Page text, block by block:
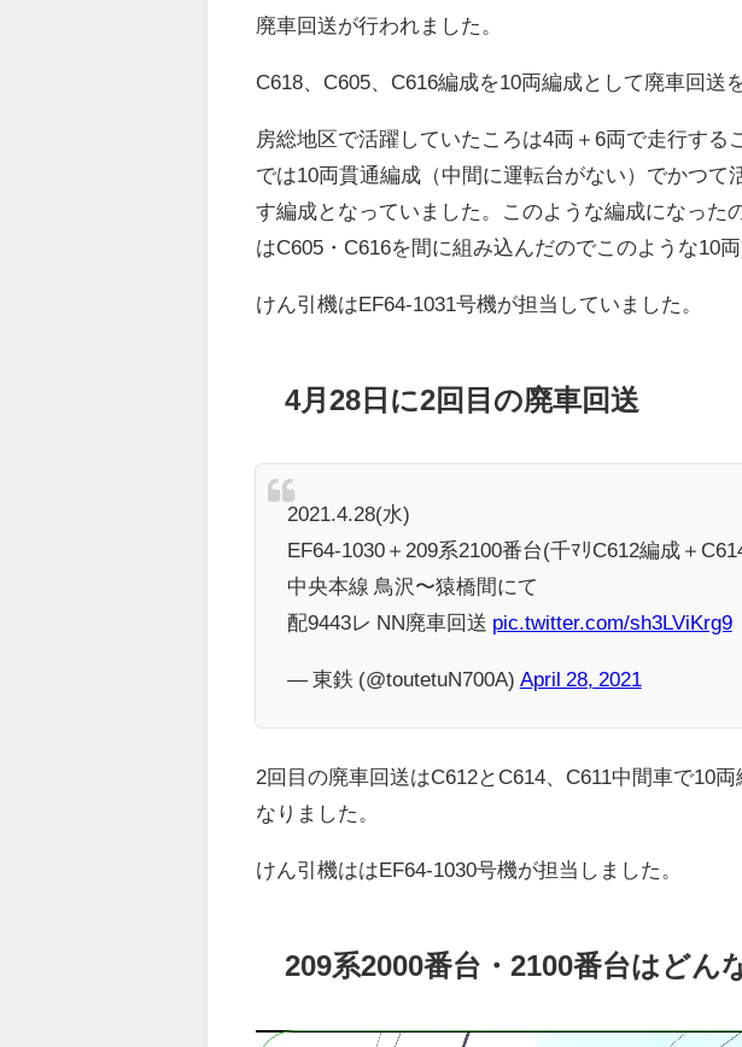
廃車回送が行われました。
C618、C605、C616編成を10両編成として廃車回送
房総地区で活躍していたころは4両＋6両で走行する
では10両貫通編成（中間に運転台がない）でかつて
す編成となっていました。このような編成になった
はC605・C616を間に組み込んだのでこのような10
けん引機はEF64-1031号機が担当していました。
4月28日に2回目の廃車回送
2021.4.28(水)
EF64-1030＋209系2100番台(千ﾏﾘC612編成＋
中央本線 鳥沢〜猿橋間にて
配9443レ NN廃車回送 pic.twitter.com/sh3LViKrg9
— 東鉄 (@toutetuN700A) April 28, 2021
2回目の廃車回送はC612とC614、C611中間車で10
なりました。
けん引機ははEF64-1030号機が担当しました。
209系2000番台・2100番台はどん